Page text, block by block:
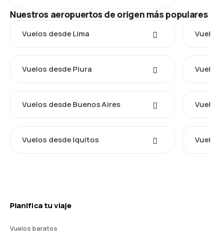
Nuestros aeropuertos de origen más populares
Vuelos desde Lima
Vuelos desde Piura
Vuelos desde Buenos Aires
Vuelos desde Iquitos
Planifica tu viaje
Vuelos baratos